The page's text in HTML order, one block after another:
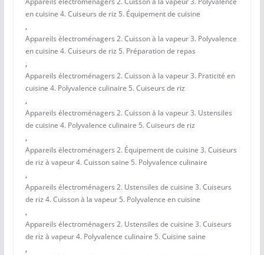
en cuisine 4. Cuiseurs de riz 5. Équipement de cuisine
,
Appareils électroménagers 2. Cuisson à la vapeur 3. Polyvalence
en cuisine 4. Cuiseurs de riz 5. Préparation de repas
,
Appareils électroménagers 2. Cuisson à la vapeur 3. Praticité en
cuisine 4. Polyvalence culinaire 5. Cuiseurs de riz
,
Appareils électroménagers 2. Cuisson à la vapeur 3. Ustensiles
de cuisine 4. Polyvalence culinaire 5. Cuiseurs de riz
,
Appareils électroménagers 2. Équipement de cuisine 3. Cuiseurs
de riz à vapeur 4. Cuisson saine 5. Polyvalence culinaire
,
Appareils électroménagers 2. Ustensiles de cuisine 3. Cuiseurs
de riz 4. Cuisson à la vapeur 5. Polyvalence en cuisine
,
Appareils électroménagers 2. Ustensiles de cuisine 3. Cuiseurs
de riz à vapeur 4. Polyvalence culinaire 5. Cuisine saine
,